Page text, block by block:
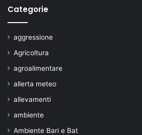
Categorie
aggressione
Agricoltura
agroalimentare
allerta meteo
allevamenti
ambiente
Ambiente Bari e Bat